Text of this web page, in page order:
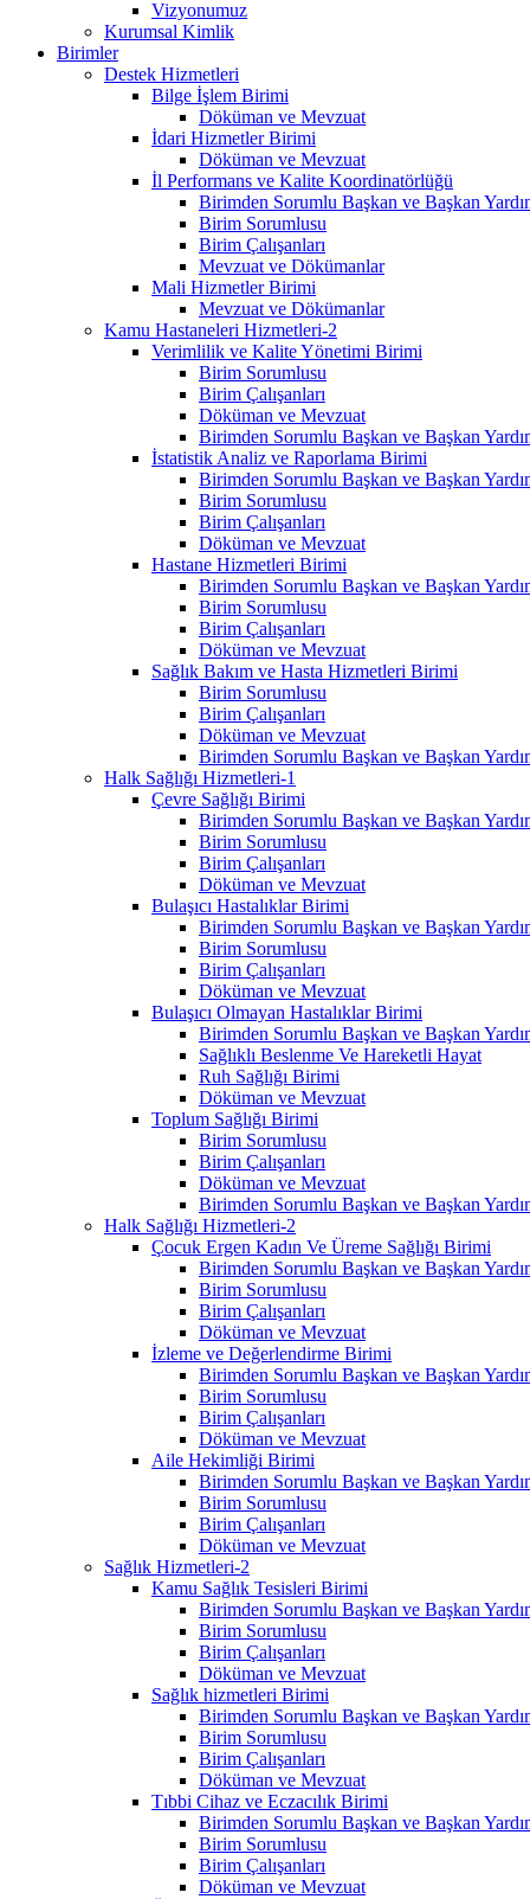
Vizyonumuz
Kurumsal Kimlik
Birimler
Destek Hizmetleri
Bilge İşlem Birimi
Döküman ve Mevzuat
İdari Hizmetler Birimi
Döküman ve Mevzuat
İl Performans ve Kalite Koordinatörlüğü
Birimden Sorumlu Başkan ve Başkan
Birim Sorumlusu
Birim Çalışanları
Mevzuat ve Dökümanlar
Mali Hizmetler Birimi
Mevzuat ve Dökümanlar
Kamu Hastaneleri Hizmetleri-2
Verimlilik ve Kalite Yönetimi Birimi
Birim Sorumlusu
Birim Çalışanları
Döküman ve Mevzuat
Birimden Sorumlu Başkan ve Başkan
İstatistik Analiz ve Raporlama Birimi
Birimden Sorumlu Başkan ve Başkan
Birim Sorumlusu
Birim Çalışanları
Döküman ve Mevzuat
Hastane Hizmetleri Birimi
Birimden Sorumlu Başkan ve Başkan
Birim Sorumlusu
Birim Çalışanları
Döküman ve Mevzuat
Sağlık Bakım ve Hasta Hizmetleri Birimi
Birim Sorumlusu
Birim Çalışanları
Döküman ve Mevzuat
Birimden Sorumlu Başkan ve Başkan
Halk Sağlığı Hizmetleri-1
Çevre Sağlığı Birimi
Birimden Sorumlu Başkan ve Başkan
Birim Sorumlusu
Birim Çalışanları
Döküman ve Mevzuat
Bulaşıcı Hastalıklar Birimi
Birimden Sorumlu Başkan ve Başkan
Birim Sorumlusu
Birim Çalışanları
Döküman ve Mevzuat
Bulaşıcı Olmayan Hastalıklar Birimi
Birimden Sorumlu Başkan ve Başkan
Sağlıklı Beslenme Ve Hareketli Hayat
Ruh Sağlığı Birimi
Döküman ve Mevzuat
Toplum Sağlığı Birimi
Birim Sorumlusu
Birim Çalışanları
Döküman ve Mevzuat
Birimden Sorumlu Başkan ve Başkan
Halk Sağlığı Hizmetleri-2
Çocuk Ergen Kadın Ve Üreme Sağlığı Birimi
Birimden Sorumlu Başkan ve Başkan
Birim Sorumlusu
Birim Çalışanları
Döküman ve Mevzuat
İzleme ve Değerlendirme Birimi
Birimden Sorumlu Başkan ve Başkan
Birim Sorumlusu
Birim Çalışanları
Döküman ve Mevzuat
Aile Hekimliği Birimi
Birimden Sorumlu Başkan ve Başkan
Birim Sorumlusu
Birim Çalışanları
Döküman ve Mevzuat
Sağlık Hizmetleri-2
Kamu Sağlık Tesisleri Birimi
Birimden Sorumlu Başkan ve Başkan
Birim Sorumlusu
Birim Çalışanları
Döküman ve Mevzuat
Sağlık hizmetleri Birimi
Birimden Sorumlu Başkan ve Başkan
Birim Sorumlusu
Birim Çalışanları
Döküman ve Mevzuat
Tıbbi Cihaz ve Eczacılık Birimi
Birimden Sorumlu Başkan ve Başkan
Birim Sorumlusu
Birim Çalışanları
Döküman ve Mevzuat